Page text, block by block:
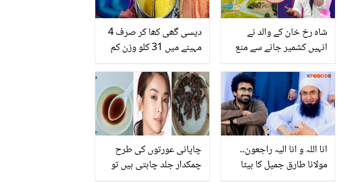
دیسی گھی کھا کر صرف 4
مہینے میں 31 کلو وزن کم
موٹاپا کم کرنے کے ساتھ
اصلی گھی کے کیا حیرت
انگیز فائدے بتائے
شاہ رخ خان کے والد نے
انہیں کشمیر جانے سے منع
اداکار کا انکشاف
چاپانی عورتوں کی طرح
چمکدار جلد چاہتی ہیں تو
انا اللہ و انا الیہ راجعون۔۔
مولانا طارق جمیل کا بیٹا